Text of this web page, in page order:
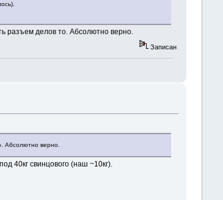
разъем делов то. Абсолютно верно.
Записан
Абсолютно верно.
40кг свинцового (наш ~10кг).